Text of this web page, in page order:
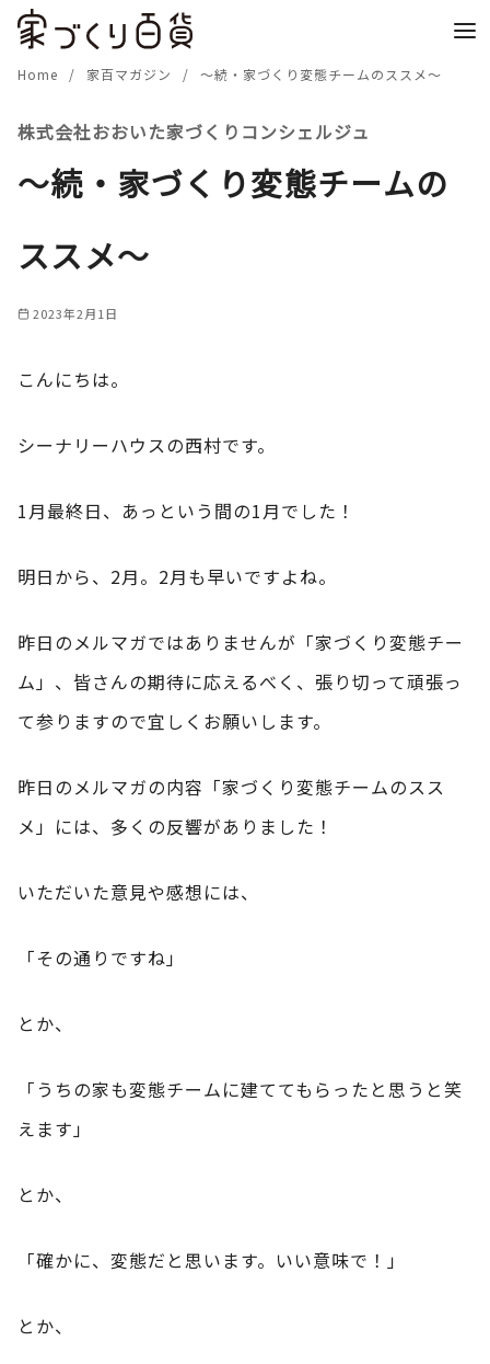
Home 家百マガジン ～続・家づくり変態チームのススメ～
株式会社おおいた家づくりコンシェルジュ
～続・家づくり変態チームの
ススメ～
2023年2月1日
こんにちは。
シーナリーハウスの西村です。
1月最終日、あっという間の1月でした！
明日から、2月。2月も早いですよね。
昨日のメルマガではありませんが「家づくり変態チー
ム」、皆さんの期待に応えるべく、張り切って頑張っ
て参りますので宜しくお願いします。
昨日のメルマガの内容「家づくり変態チームのスス
メ」には、多くの反響がありました！
いただいた意見や感想には、
「その通りですね」
とか、
「うちの家も変態チームに建ててもらったと思うと笑
えます」
とか、
「確かに、変態だと思います。いい意味で！」
とか、